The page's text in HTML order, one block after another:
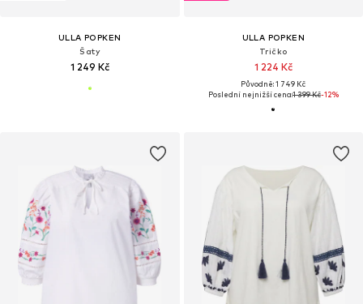
ULLA POPKEN
Šaty
1 249 Kč
ULLA POPKEN
Tričko
1 224 Kč
Původně: 1 749 Kč
Poslední nejnižší cena:1 399 Kč-12%